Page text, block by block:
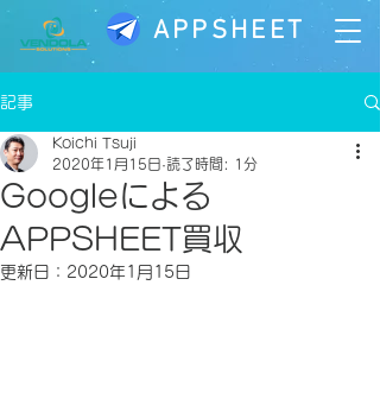
APPSHEET
記事
Googleによる
APPSHEET買収
Koichi Tsuji
2020年1月15日 読了時間: 1分
更新日： 2020年1月15日